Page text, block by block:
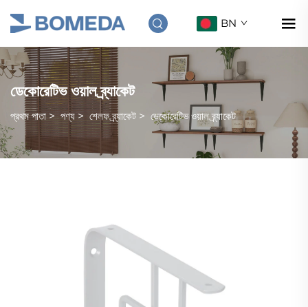
BN
ডেকোরেটিভ ওয়াল ব্র্যাকেট
প্রথম পাতা>পণ্য > শেলফ ব্র্যাকেট > ডেকোরেটিভ ওয়াল ব্র্যাকেট